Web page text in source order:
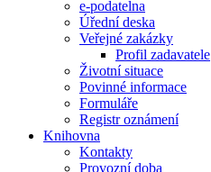
e-podatelna
Úřední deska
Veřejné zakázky
Profil zadavatele
Životní situace
Povinné informace
Formuláře
Registr oznámení
Knihovna
Kontakty
Provozní doba